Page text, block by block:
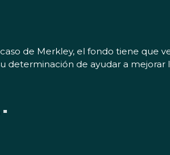
de Merkley, el fondo tiene que
determinación de ayudar a mejorar
"